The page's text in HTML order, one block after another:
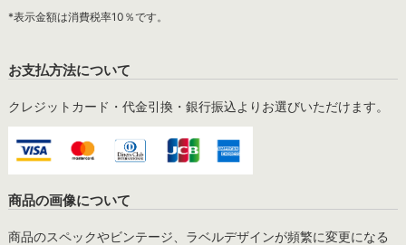
*表示金額は消費税率10％です。
お支払方法について
クレジットカード・代金引換・銀行振込よりお選びいただけます。
商品の画像について
商品のスペックやビンテージ、ラベルデザインが頻繁に変更になる